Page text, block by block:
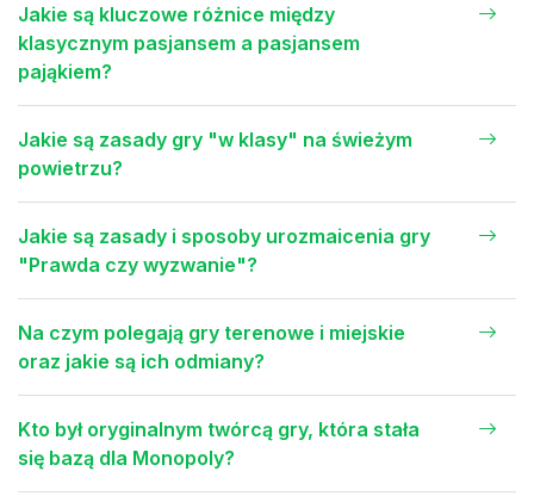
Jakie są kluczowe różnice między
klasycznym pasjansem a pasjansem
pająkiem?
Jakie są zasady gry "w klasy" na świeżym
powietrzu?
Jakie są zasady i sposoby urozmaicenia gry
"Prawda czy wyzwanie"?
Na czym polegają gry terenowe i miejskie
oraz jakie są ich odmiany?
Kto był oryginalnym twórcą gry, która stała
się bazą dla Monopoly?